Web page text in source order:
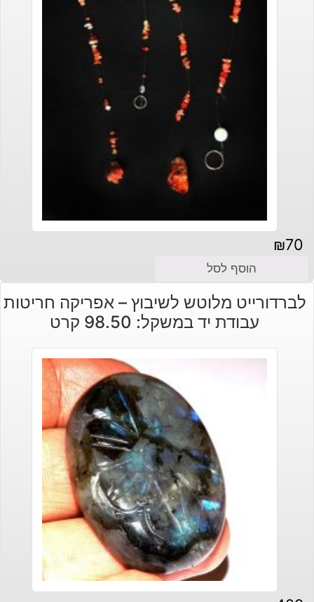
₪70
הוסף לסל
לברדורייט מלוטש לשיבוץ – אפריקה חריטות
עבודת יד במשקל: 98.50 קרט